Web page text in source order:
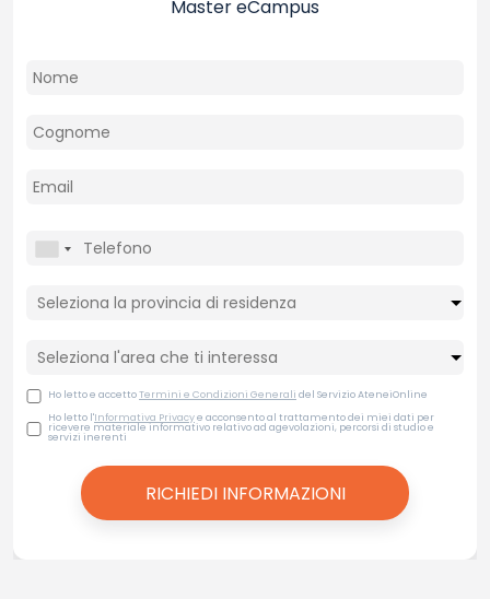
Master eCampus
Ho letto e accettoTermini e Condizioni Generali del Servizio AteneiOnline
Ho letto l'Informativa Privacye acconsento al trattamento dei miei dati per
ricevere materiale informativo relativo ad agevolazioni, percorsi di studio e
servizi inerenti